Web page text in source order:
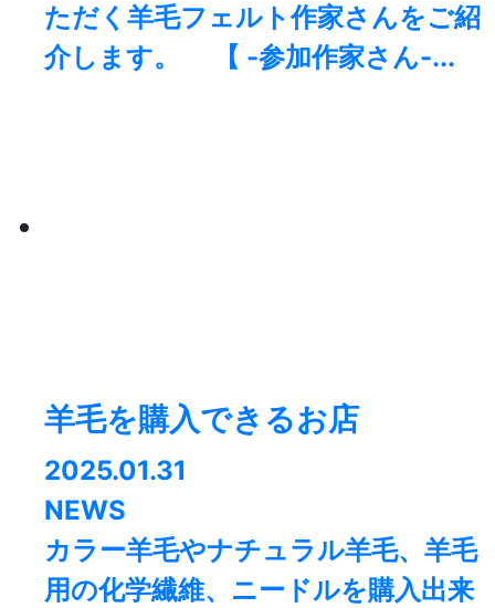
ただく羊毛フェルト作家さんをご紹
介します。 【 -参加作家さん-...
羊毛を購入できるお店
2025.01.31
NEWS
カラー羊毛やナチュラル羊毛、羊毛
用の化学繊維、ニードルを購入出来